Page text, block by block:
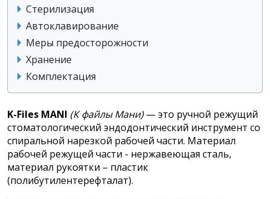
Стерилизация
Автоклавирование
Меры предосторожности
Хранение
Комплектация
K-Files MANI (К файлы Мани)— это ручной режущий
стоматологический эндодонтический инструмент со
спиральной нарезкой рабочей части. Материал
рабочей режущей части - нержавеющая сталь,
материал рукоятки – пластик
(полибутилентерефталат).